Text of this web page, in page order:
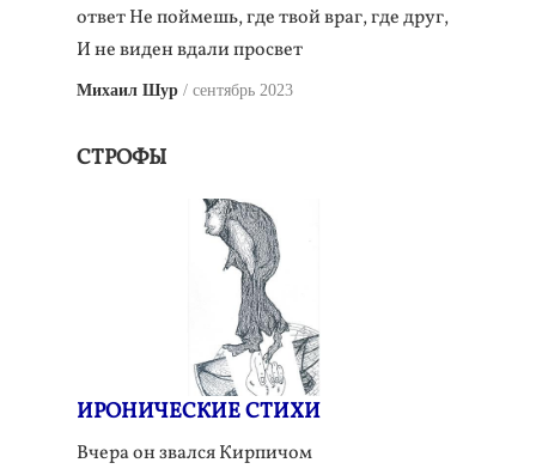
ответ Не поймешь, где твой враг, где друг,
И не виден вдали просвет
Михаил Шур сентябрь 2023
СТРОФЫ
ИРОНИЧЕСКИЕ СТИХИ
Вчера он звался Кирпичом